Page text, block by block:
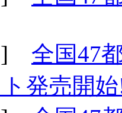
全国47
発売開